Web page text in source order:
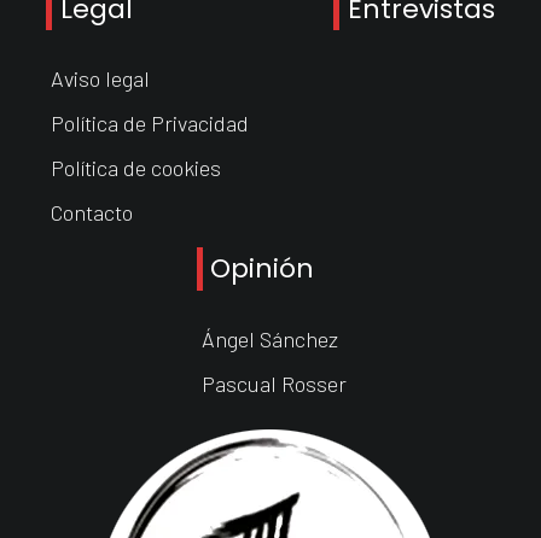
Legal
Aviso legal
Política de Privacidad
Política de cookies
Contacto
Entrevistas
Opinión
Ángel Sánchez
Pascual Rosser